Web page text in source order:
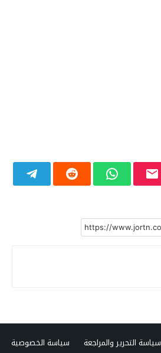
سياسة التحرير والمراجعة سياسة الخصوصية